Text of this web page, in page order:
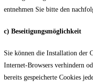
entnehmen Sie bitte den
c) Beseitigungsmöglichkeit
Sie können die Installation der
Internet-Browsers verhindern
bereits gespeicherte Cookies